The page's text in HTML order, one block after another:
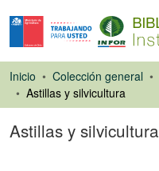
Inicio Colección general
Astillas y silvicultura
Astillas y silvicultura